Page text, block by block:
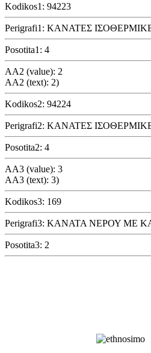
Kodikos1: 94223
Perigrafi1: ΚΑΝΑΤΕΣ
Posotita1: 4
AA2 (value): 2
AA2 (text): 2)
Kodikos2: 94224
Perigrafi2: ΚΑΝΑΤΕΣ
Posotita2: 4
AA3 (value): 3
AA3 (text): 3)
Kodikos3: 169
Perigrafi3: ΚΑΝΑΤΑ ΝΕΡΟΥ ΜΕ
Posotita3: 2